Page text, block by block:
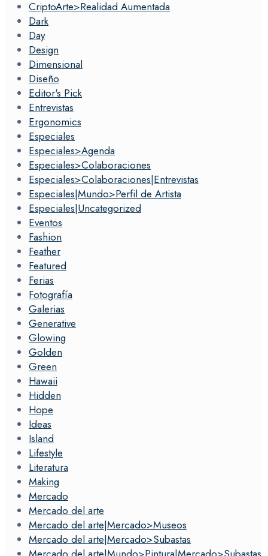
CriptoArte>Realidad Aumentada
Dark
Day
Design
Dimensional
Diseño
Editor's Pick
Entrevistas
Ergonomics
Especiales
Especiales>Agenda
Especiales>Colaboraciones
Especiales>Colaboraciones|Entrevistas
Especiales|Mundo>Perfil de Artista
Especiales|Uncategorized
Eventos
Fashion
Feather
Featured
Ferias
Fotografía
Galerias
Generative
Glowing
Golden
Green
Hawaii
Hidden
Hope
Ideas
Island
Lifestyle
Literatura
Making
Mercado
Mercado del arte
Mercado del arte|Mercado>Museos
Mercado del arte|Mercado>Subastas